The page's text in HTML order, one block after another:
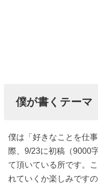
僕が書くテーマ
僕は「好きなことを仕
際、9/23に初稿（9000
て頂いている所です。
れていくか楽しみです